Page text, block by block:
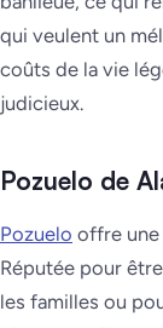
qui veulent un
coûts de la vie
judicieux.
Pozuelo de
Pozuelo offre une
Réputée pour
les familles ou